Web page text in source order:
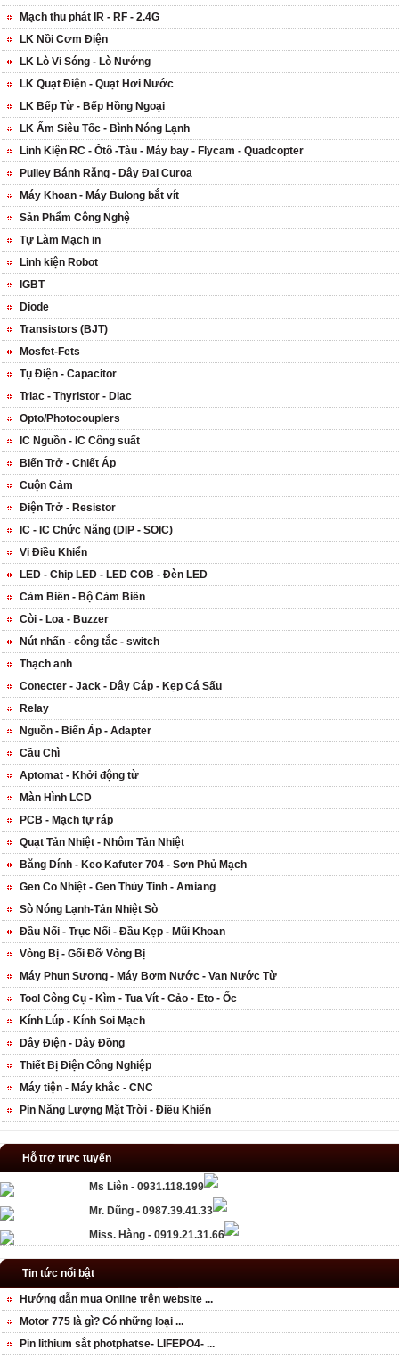
Mạch thu phát IR - RF - 2.4G
LK Nồi Cơm Điện
LK Lò Vi Sóng - Lò Nướng
LK Quạt Điện - Quạt Hơi Nước
LK Bếp Từ - Bếp Hồng Ngoại
LK Ấm Siêu Tốc - Bình Nóng Lạnh
Linh Kiện RC - Ôtô -Tàu - Máy bay - Flycam - Quadcopter
Pulley Bánh Răng - Dây Đai Curoa
Máy Khoan - Máy Bulong bắt vít
Sản Phẩm Công Nghệ
Tự Làm Mạch in
Linh kiện Robot
IGBT
Diode
Transistors (BJT)
Mosfet-Fets
Tụ Điện - Capacitor
Triac - Thyristor - Diac
Opto/Photocouplers
IC Nguồn - IC Công suất
Biến Trở - Chiết Áp
Cuộn Cảm
Điện Trở - Resistor
IC - IC Chức Năng (DIP - SOIC)
Vi Điều Khiển
LED - Chip LED - LED COB - Đèn LED
Cảm Biến - Bộ Cảm Biến
Còi - Loa - Buzzer
Nút nhấn - công tắc - switch
Thạch anh
Conecter - Jack - Dây Cáp - Kẹp Cá Sấu
Relay
Nguồn - Biến Áp - Adapter
Cầu Chì
Aptomat - Khởi động từ
Màn Hình LCD
PCB - Mạch tự ráp
Quạt Tản Nhiệt - Nhôm Tản Nhiệt
Băng Dính - Keo Kafuter 704 - Sơn Phủ Mạch
Gen Co Nhiệt - Gen Thủy Tinh - Amiang
Sò Nóng Lạnh-Tản Nhiệt Sò
Đầu Nối - Trục Nối - Đầu Kẹp - Mũi Khoan
Vòng Bị - Gối Đỡ Vòng Bị
Máy Phun Sương - Máy Bơm Nước - Van Nước Từ
Tool Công Cụ - Kìm - Tua Vít - Cảo - Eto - Ốc
Kính Lúp - Kính Soi Mạch
Dây Điện - Dây Đồng
Thiết Bị Điện Công Nghiệp
Máy tiện - Máy khắc - CNC
Pin Năng Lượng Mặt Trời - Điều Khiển
Hỗ trợ trực tuyến
Ms Liên - 0931.118.199
Mr. Dũng - 0987.39.41.33
Miss. Hằng - 0919.21.31.66
Tin tức nổi bật
Hướng dẫn mua Online trên website ...
Motor 775 là gì? Có những loại ...
Pin lithium sắt photphatse- LIFEPO4- ...